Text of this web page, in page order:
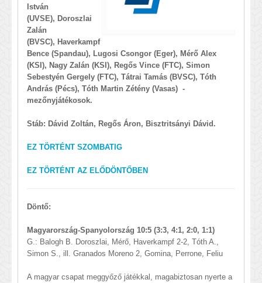
István
(UVSE), Doroszlai
Zalán
(BVSC), Haverkampf
Bence (Spandau), Lugosi Csongor (Eger), Mérő Alex
(KSI), Nagy Zalán (KSI), Regős Vince (FTC), Simon
Sebestyén Gergely (FTC), Tátrai Tamás (BVSC), Tóth
András (Pécs), Tóth Martin Zétény (Vasas) -
mezőnyjátékosok.
Stáb: Dávid Zoltán, Regős Áron, Bisztritsányi Dávid.
EZ TÖRTÉNT SZOMBATIG
EZ TÖRTÉNT AZ ELŐDÖNTŐBEN
Döntő:
Magyarország-Spanyolország 10:5 (3:3, 4:1, 2:0, 1:1)
G.: Balogh B. Doroszlai, Mérő, Haverkampf 2-2, Tóth A.,
Simon S., ill. Granados Moreno 2, Gomina, Perrone, Feliu
A magyar csapat meggyőző játékkal, magabiztosan nyerte a